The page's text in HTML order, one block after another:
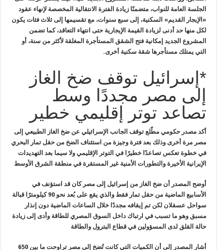
الجلسة العامة للنواب، متضمنًا زيادة الفترة الانتقالية المخصصة لإنهاء عقود
«الإيجار القديم» السكنية، إلى سبع سنوات، مع تقسيمها إلى ثلاث فئات يكون
لكل منها حد أدنى لزيادة القيمة الإيجارية حتى انتهاء التعاقد، كما تضمن
المشروع الجديد إمكانية فتح الشقق المستأجرة المغلقة لأكثر من سنة، أو
التي يمتلك مستأجرها شقة سكنية أخرى.
*إسرائيل توقف ضخ الغاز
إلى مصر مجددًا وسط
تصاعد توتر إقليمي خطير
أكد مصدر حكومي مطّلع توقف الجانب الإسرائيلي عن ضخ الغاز الطبيعي إلى
مصر مرة أخرى وذلك بعد فترة وجيزة من استئناف الضخ من حقل تمار البحري
في خطوة تعكس تصاعدًا خطيرًا في التوتر
الإقليمي ولا سيما بعد التهديدات
الإيرانية الأخيرة والتطورات الأمنية غير
المستقرة في منطقة الشرق الأوسط
أوضح المصدر أن ضخ الغاز من إسرائيل إلى مصر كان قد استؤنف في
الأسابيع الماضية من حقل تمار فقط والذي يقع على بُعد
نحو 90 كيلومترًا قبالة
سواحل عسقلان لكن تم إيقافه مجددًا خلال الساعات الماضية دون إنذار
مسبق وهو ما تسبب في ارتباك داخل السوق المصري للطاقة وأدى إلى زيادة
حالة القلق لدى المسؤولين في قطاع البترول والطاقة
أشار المصدر إلى أن الكميات التي كانت
تُضخ إلى مصر تراوحت ما بين 650